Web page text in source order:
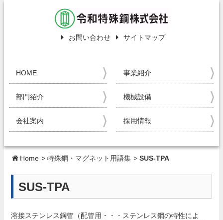
お問い合わせ サイトマップ
HOME 事業紹介
部門紹介 機械設備
会社案内 採用情報
Home > 特殊鋼・マグネット用語集 > SUS-TPA
SUS-TPA
溶接ステンレス鋼管（配管用・・・ステンレス鋼の特性によ